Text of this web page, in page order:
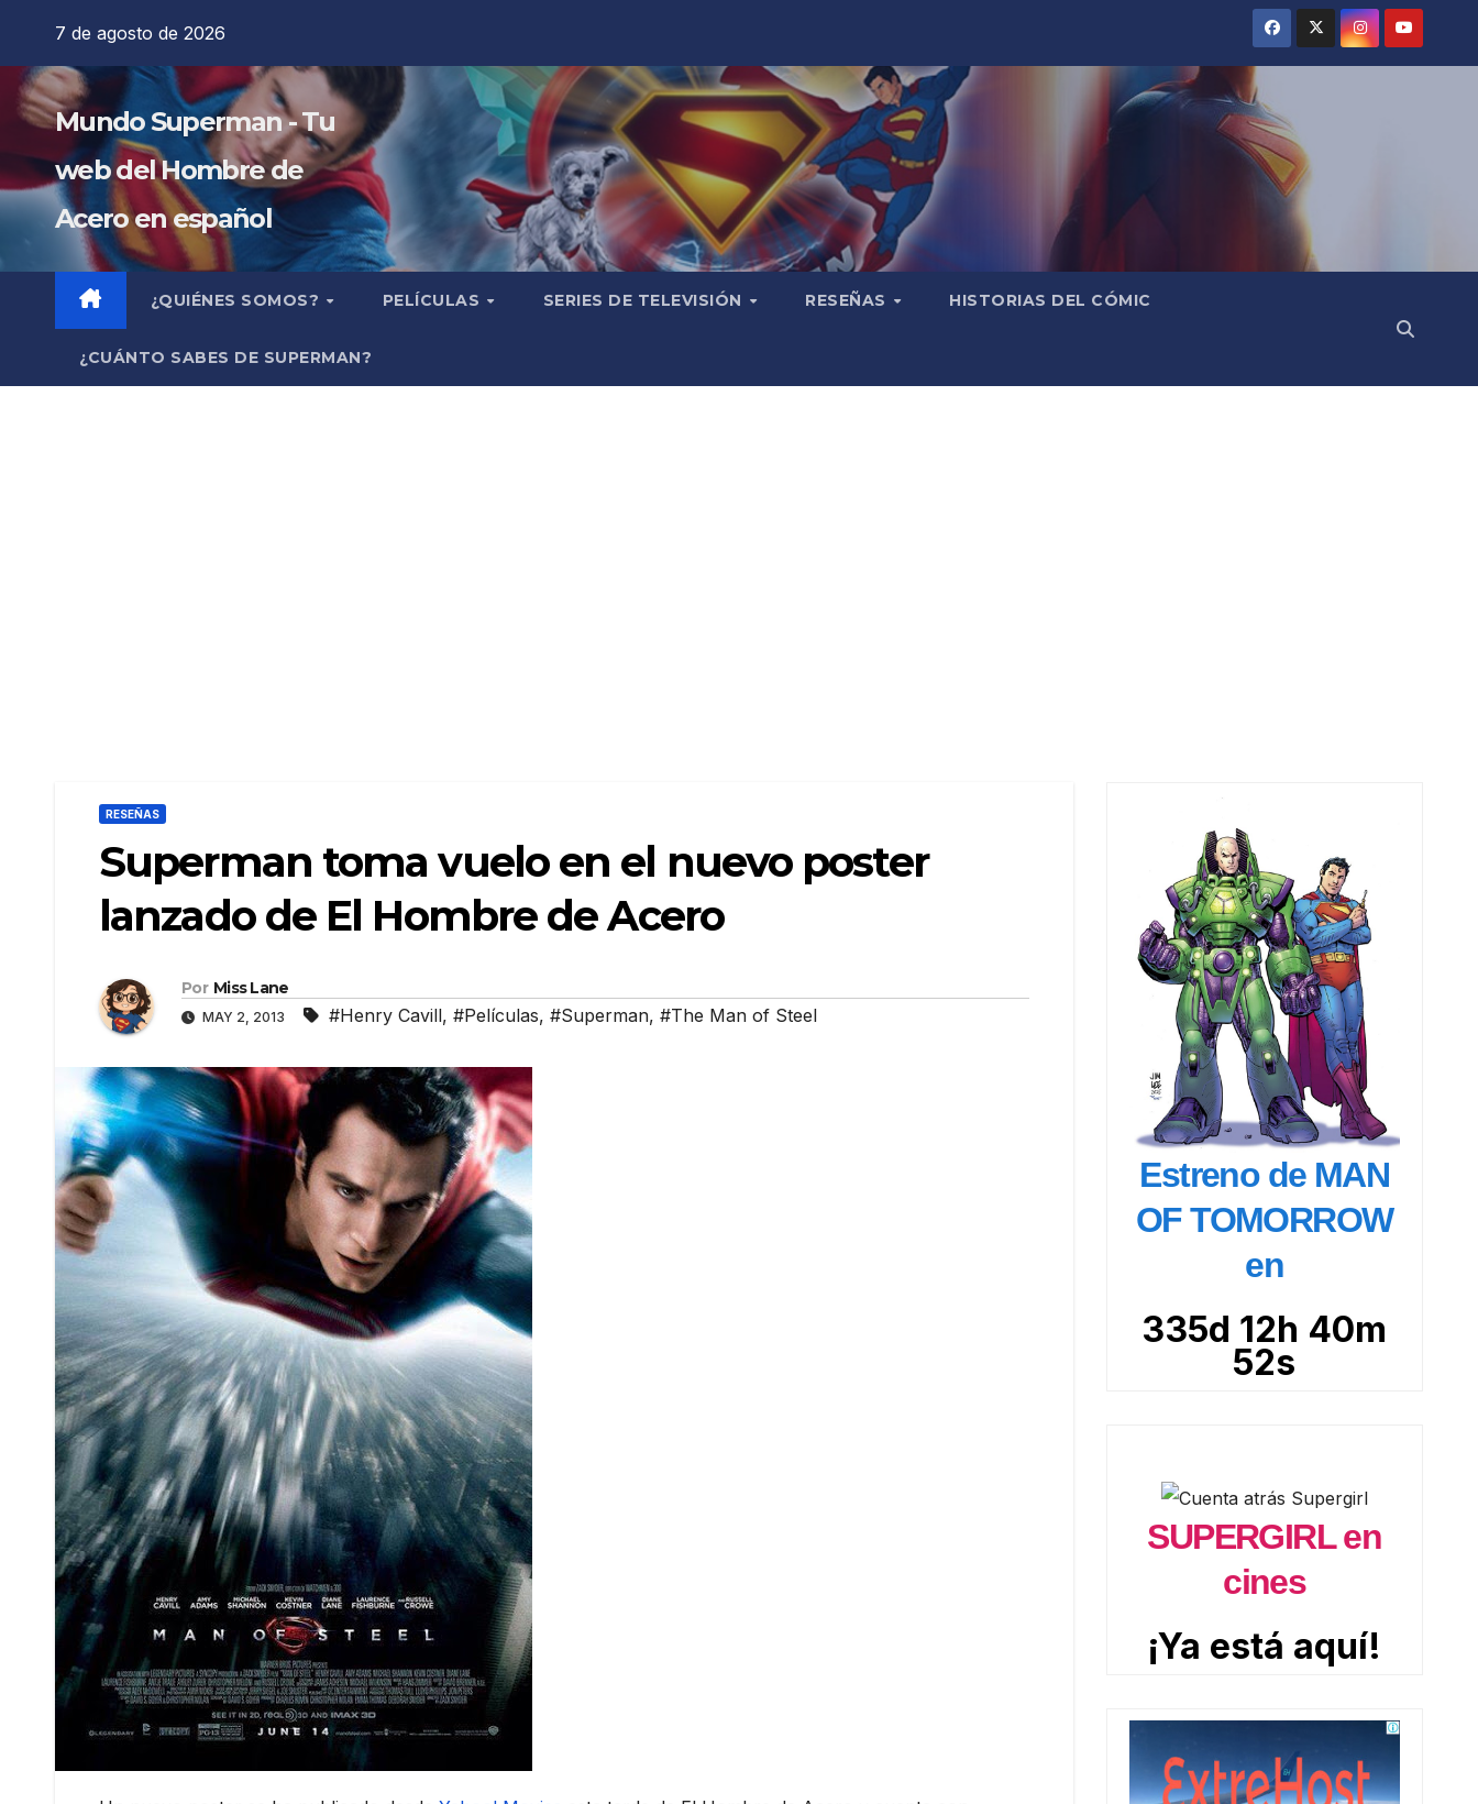
contenido
7 de agosto de 2026
Mundo Superman - Tu
web del Hombre de
Acero en español
¿QUIÉNES SOMOS? PELÍCULAS SERIES DE TELEVISIÓN RESEÑAS HISTORIAS DEL CÓMIC
¿CUÁNTO SABES DE SUPERMAN?
RESEÑAS
Superman toma vuelo en el nuevo poster
lanzado de El Hombre de Acero
Por Miss Lane
MAY 2, 2013 #Henry Cavill, #Películas, #Superman, #The Man of Steel
Estreno de MAN
OF TOMORROW
en
335d 12h 40m
51s
SUPERGIRL en
cines
¡Ya está aquí!